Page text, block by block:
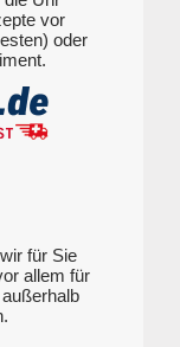
vor
oder
für Sie
allem für